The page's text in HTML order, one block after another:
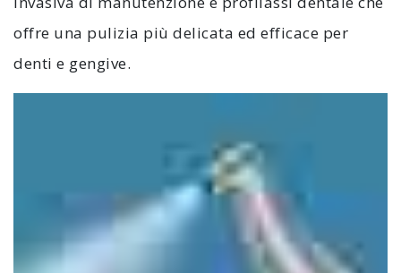
offre una pulizia più delicata ed efficace per
denti e gengive.